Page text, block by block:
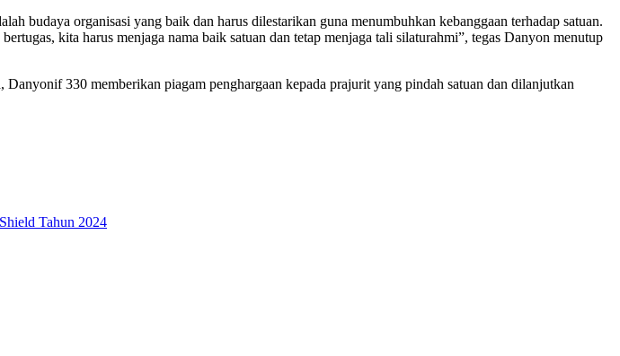
budaya organisasi yang baik dan harus dilestarikan guna menumbuhkan kebanggaan terhadap satuan.
kita harus menjaga nama baik satuan dan tetap menjaga tali silaturahmi”, tegas Danyon menutup
330 memberikan piagam penghargaan kepada prajurit yang pindah satuan dan dilanjutkan
Tahun 2024